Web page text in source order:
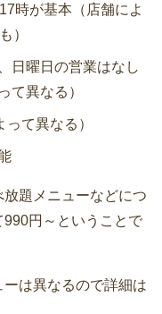
時が基本（店舗によ
）
日曜日の営業はなし
て異なる）
て異なる）
題メニューなどにつ
円～ということで
は異なるので詳細は